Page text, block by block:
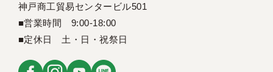
神戸商工貿易センタービル501
■営業時間 9:00-18:00
■定休日 土・日・祝祭日